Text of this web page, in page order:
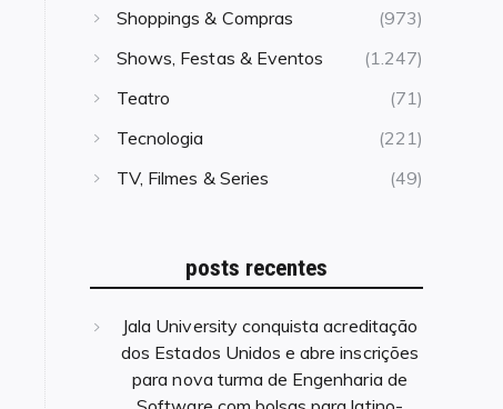
Shoppings & Compras
(973)
Shows, Festas & Eventos
(1.247)
Teatro
(71)
Tecnologia
(221)
TV, Filmes & Series
(49)
posts recentes
Jala University conquista acreditação
dos Estados Unidos e abre inscrições
para nova turma de Engenharia de